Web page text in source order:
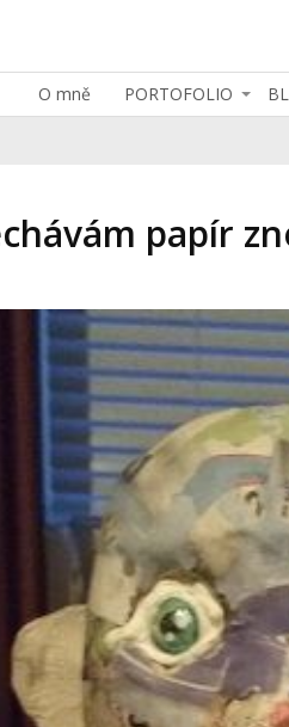
O mně PORTOFOLIO
papír